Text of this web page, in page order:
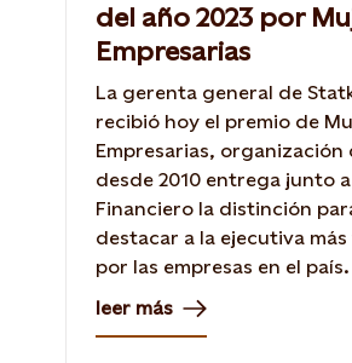
del año 2023 por
Empresarias
La gerenta general de
recibió hoy el premio de
Empresarias, organización
desde 2010 entrega junto
Financiero la distinción
destacar a la ejecutiva
por las empresas en el país.
leer más